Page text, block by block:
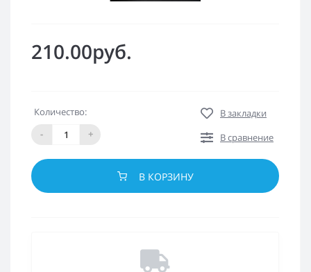
210.00руб.
Количество:
-
+
В закладки
В сравнение
В КОРЗИНУ